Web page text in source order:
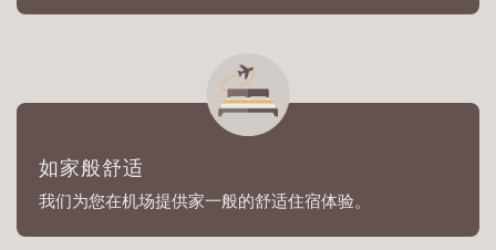
如家般舒适
我们为您在机场提供家一般的舒适住宿体验。